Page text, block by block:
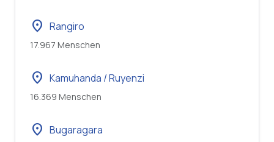
location_on Rangiro
17.967 Menschen
location_on Kamuhanda / Ruyenzi
16.369 Menschen
location_on Bugaragara